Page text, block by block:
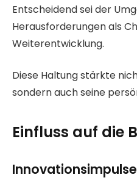
Entscheidend sei der
Herausforderungen als
Weiterentwicklung.
Diese Haltung stärkte
sondern auch seine
Einfluss auf die
Innovationsimpulse